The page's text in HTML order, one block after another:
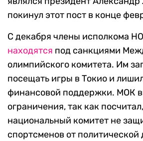
покинул этот пост в конце
С декабря члены исполкома
находятся под санкциями
олимпийского комитета. Им
посещать игры в Токио и
финансовой поддержки. МОК
ограничения, так как
национальный комитет не
спортсменов от